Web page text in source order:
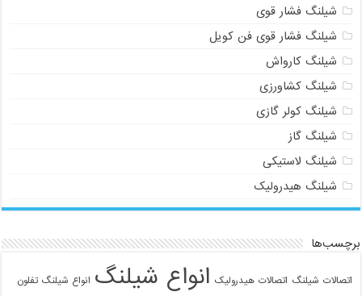
شیلنگ فشار قوی
شیلنگ فشار قوی فن کویل
شیلنگ کارواش
شیلنگ کشاورزی
شیلنگ کولر گازی
شیلنگ گاز
شیلنگ لاستیکی
شیلنگ هیدرولیک
برچسب‌ها
اتصالات شیلنگ اتصالات هیدرولیک انواع شیلنگ انواع شیلنگ تفلون